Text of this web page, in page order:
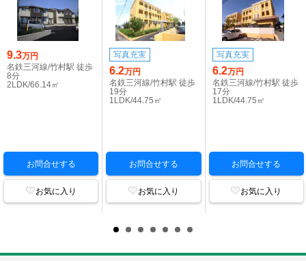
9.3万円
名鉄三河線/竹村駅 徒歩
8分
2LDK/66.14㎡
お問合せする
お気に入り
写真充実
6.2万円
名鉄三河線/竹村駅 徒歩
19分
1LDK/44.75㎡
お問合せする
お気に入り
写真充実
6.2万円
名鉄三河線/竹村駅 徒歩
17分
1LDK/44.75㎡
お問合せする
お気に入り